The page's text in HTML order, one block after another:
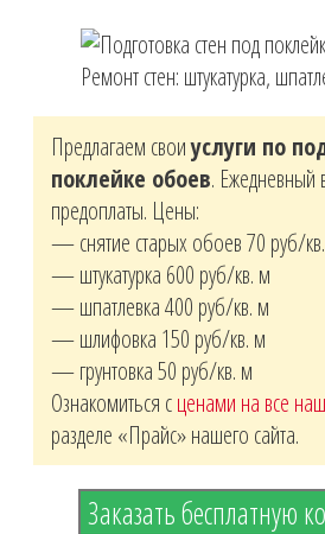
Ремонт стен: штукатурка,
Предлагаем своиуслуги по
поклейке обоев. Ежедневный
предоплаты. Цены:
— снятие старых обоев 70 руб/
— штукатурка 600 руб/кв. м
— шпатлевка 400 руб/кв. м
— шлифовка 150 руб/кв. м
— грунтовка 50 руб/кв. м
Ознакомиться сценами на все
разделе «Прайс» нашего сайта.
Заказать бесплатную